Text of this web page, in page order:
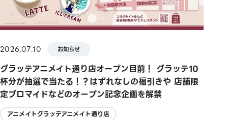
2026.07.10 お知らせ
グラッテアニメイト通り店オープン目前！ グラッテ10
杯分が抽選で当たる！？はずれなしの福引きや 店舗限
定ブロマイドなどのオープン記念企画を解禁
アニメイトグラッテアニメイト通り店